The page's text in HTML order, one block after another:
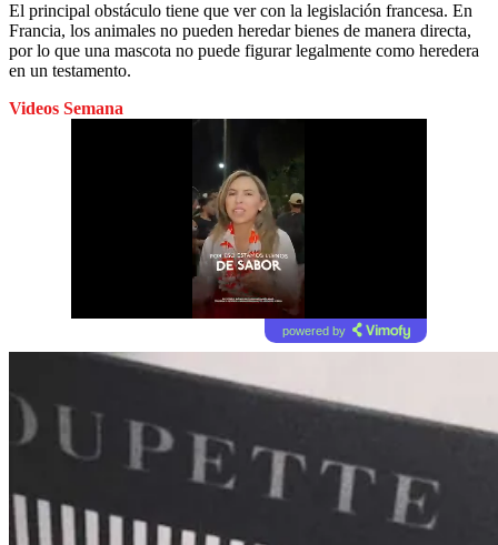
El principal obstáculo tiene que ver con la legislación francesa. En
Francia, los animales no pueden heredar bienes de manera directa,
por lo que una mascota no puede figurar legalmente como heredera
en un testamento.
Videos Semana
powered by